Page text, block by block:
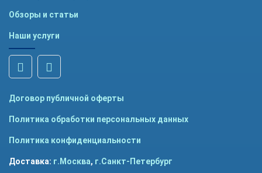
Обзоры и статьи
Наши услуги
Договор публичной оферты
Политика обработки персональных данных
Политика конфиденциальности
Доставка: г.Москва, г.Санкт-Петербург